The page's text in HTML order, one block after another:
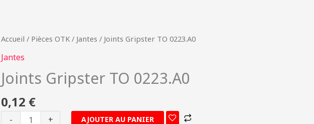
Accueil / Pièces OTK / Jantes / Joints Gripster TO 0223.A0
Jantes
Joints Gripster TO 0223.A0
0,12 €
-
quantité
de
Joints
Gripster
0223.A0
+
AJOUTER AU PANIER